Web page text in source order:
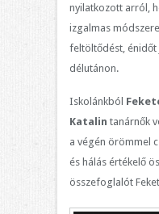
nyilatkozott arról,
izgalmas
feltöltődést, énidőt
délutánon.
Iskolánkból
Katalin tanárnők
a végén örömmel
és hálás értékelő
összefoglalót